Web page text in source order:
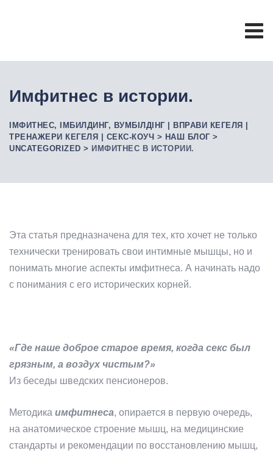
Имфитнес в истории.
ІМФИТНЕС, ІМБИЛДИНГ, ВУМБІЛДІНГ | ВПРАВИ КЕГЕЛЯ |
ТРЕНАЖЕРИ КЕГЕЛЯ | СЕКС-КОУЧ > НАШ БЛОГ >
UNCATEGORIZED > ИМФИТНЕС В ИСТОРИИ.
Эта статья предназначена для тех, кто хочет не только
технически тренировать свои интимные мышцы, но и
понимать многие аспекты имфитнеса. А начинать надо
с понимания с его исторических корней.
«Где наше доброе старое время, когда секс был
грязным, а воздух чистым?»
Из беседы шведских пенсионеров.
Методика имфитнеса, опирается в первую очередь,
на анатомическое строение мышц, на медицинские
стандарты и рекомендации по восстановлению мышц,